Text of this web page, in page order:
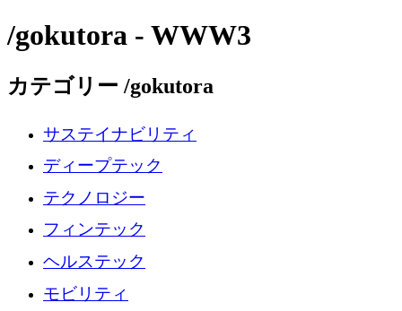
/gokutora - WWW3
カテゴリー /gokutora
サステイナビリティ
ディープテック
テクノロジー
フィンテック
ヘルステック
モビリティ